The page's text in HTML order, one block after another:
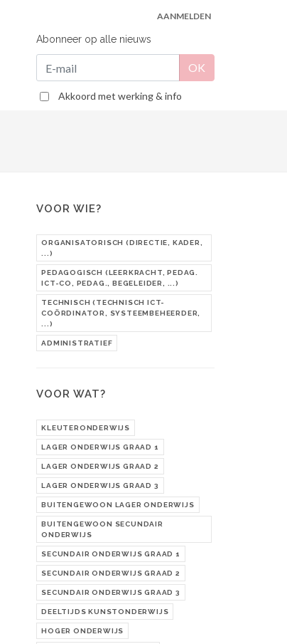
AANMELDEN
Abonneer op alle nieuws
Akkoord met werking & info
VOOR WIE?
ORGANISATORISCH (DIRECTIE, KADER,
...)
PEDAGOGISCH (LEERKRACHT, PEDAG.
ICT-CO, PEDAG., BEGELEIDER, ...)
TECHNISCH (TECHNISCH ICT-
COÖRDINATOR, SYSTEEMBEHEERDER,
...)
ADMINISTRATIEF
VOOR WAT?
KLEUTERONDERWIJS
LAGER ONDERWIJS GRAAD 1
LAGER ONDERWIJS GRAAD 2
LAGER ONDERWIJS GRAAD 3
BUITENGEWOON LAGER ONDERWIJS
BUITENGEWOON SECUNDAIR
ONDERWIJS
SECUNDAIR ONDERWIJS GRAAD 1
SECUNDAIR ONDERWIJS GRAAD 2
SECUNDAIR ONDERWIJS GRAAD 3
DEELTIJDS KUNSTONDERWIJS
HOGER ONDERWIJS